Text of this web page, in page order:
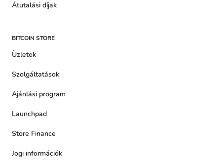
Átutalási díjak
BITCOIN STORE
Üzletek
Szolgáltatások
Ajánlási program
Launchpad
Store Finance
Jogi információk